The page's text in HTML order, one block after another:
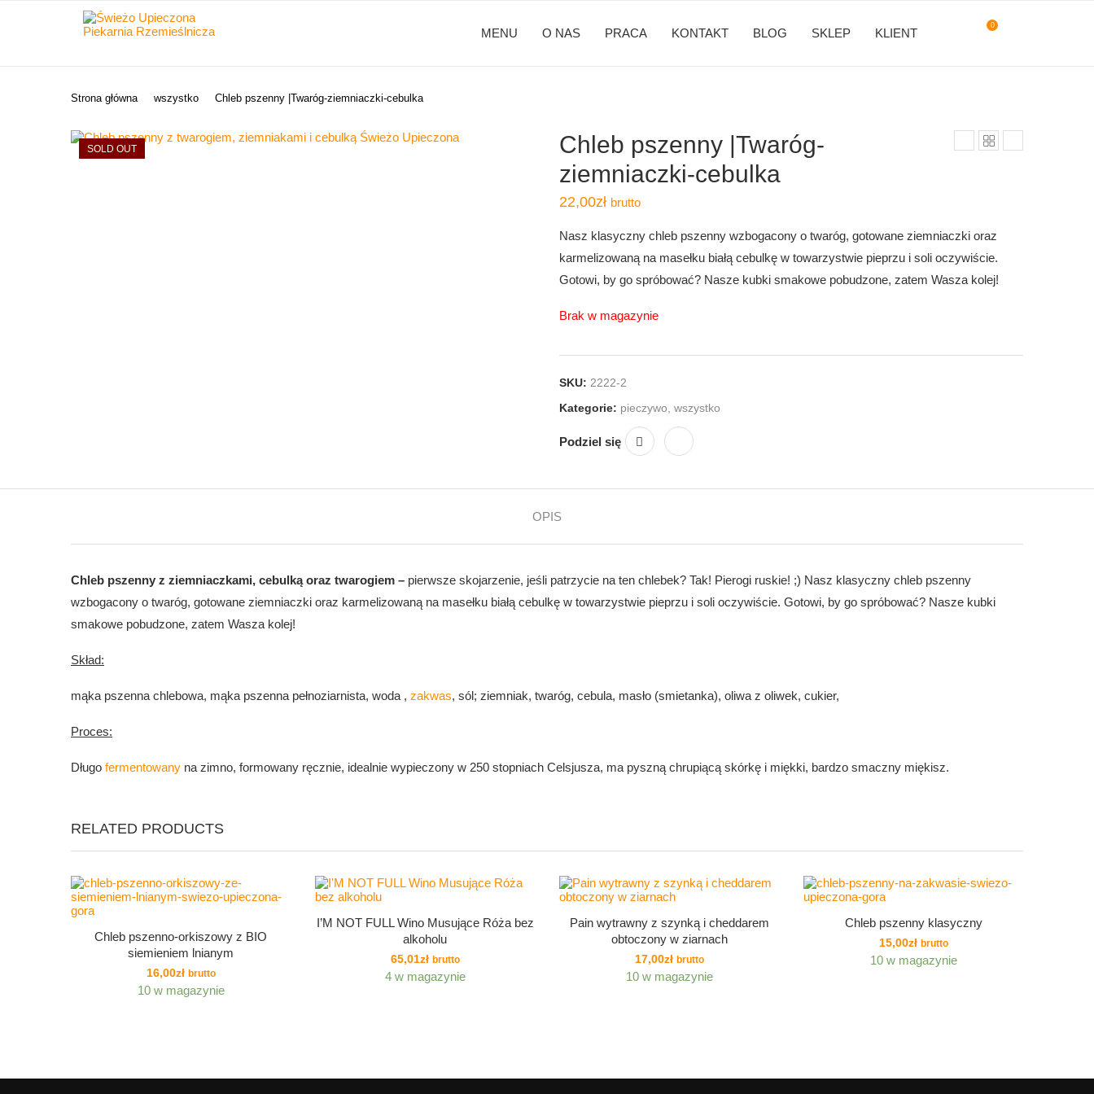
MENU O NAS PRACA KONTAKT BLOG SKLEP KLIENT
0
Strona główna wszystko Chleb pszenny |Twaróg-ziemniaczki-cebulka
SOLD OUT
Chleb pszenny |Twaróg-
ziemniaczki-cebulka
22,00zł brutto
Nasz klasyczny chleb pszenny wzbogacony o twaróg, gotowane ziemniaczki oraz
karmelizowaną na masełku białą cebulkę w towarzystwie pieprzu i soli oczywiście.
Gotowi, by go spróbować? Nasze kubki smakowe pobudzone, zatem Wasza kolej!
Brak w magazynie
SKU: 2222-2
Kategorie: pieczywo wszystko
Podziel się
OPIS
Chleb pszenny z ziemniaczkami, cebulką oraz twarogiem – pierwsze skojarzenie, jeśli patrzycie na ten chlebek? Tak! Pierogi ruskie! ;) Nasz klasyczny chleb pszenny
wzbogacony o twaróg, gotowane ziemniaczki oraz karmelizowaną na masełku białą cebulkę w towarzystwie pieprzu i soli oczywiście. Gotowi, by go spróbować? Nasze kubki
smakowe pobudzone, zatem Wasza kolej!
Skład:
mąka pszenna chlebowa, mąka pszenna pełnoziarnista, woda , zakwas, sól; ziemniak, twaróg, cebula, masło (smietanka), oliwa z oliwek, cukier,
Proces:
Długo fermentowany na zimno, formowany ręcznie, idealnie wypieczony w 250 stopniach Celsjusza, ma pyszną chrupiącą skórkę i miękki, bardzo smaczny miękisz.
RELATED PRODUCTS
Chleb pszenno-orkiszowy z BIO
siemieniem lnianym
16,00zł brutto
10 w magazynie
I’M NOT FULL Wino Musujące Róża bez
alkoholu
65,01zł brutto
4 w magazynie
Pain wytrawny z szynką i cheddarem
obtoczony w ziarnach
17,00zł brutto
10 w magazynie
Chleb pszenny klasyczny
15,00zł brutto
10 w magazynie